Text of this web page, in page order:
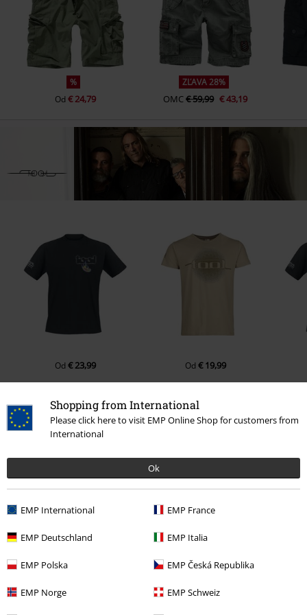
Shopping from International
Please click here to visit EMP Online Shop for customers from
International
Ok
EMP International EMP France
EMP Deutschland EMP Italia
EMP Polska EMP Česká Republika
EMP Norge EMP Schweiz
%
Od € 24,79
ZĽAVA 28%
OMC€ 59,99 € 43,19
Od€ 23,99 Od€ 19,99
0 Hodnotení
Podeľte sa o váš názor "Gold ISO".
Napísať hodnotenie